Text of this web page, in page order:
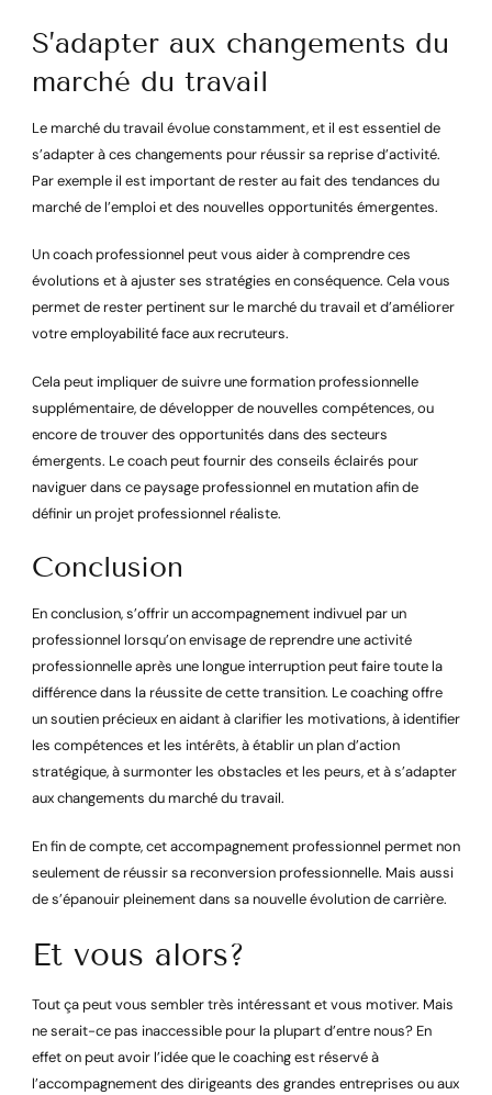
S’adapter aux changements du
marché du travail
Le marché du travail évolue constamment, et il est essentiel de
s’adapter à ces changements pour réussir sa reprise d’activité.
Par exemple il est important de rester au fait des tendances du
marché de l’emploi et des nouvelles opportunités émergentes.
Un coach professionnel peut vous aider à comprendre ces
évolutions et à ajuster ses stratégies en conséquence. Cela vous
permet de rester pertinent sur le marché du travail et d’améliorer
votre employabilité face aux recruteurs.
Cela peut impliquer de suivre une formation professionnelle
supplémentaire, de développer de nouvelles compétences, ou
encore de trouver des opportunités dans des secteurs
émergents. Le coach peut fournir des conseils éclairés pour
naviguer dans ce paysage professionnel en mutation afin de
définir un projet professionnel réaliste.
Conclusion
En conclusion, s’offrir un accompagnement indivuel par un
professionnel lorsqu’on envisage de reprendre une activité
professionnelle après une longue interruption peut faire toute la
différence dans la réussite de cette transition. Le coaching offre
un soutien précieux en aidant à clarifier les motivations, à identifier
les compétences et les intérêts, à établir un plan d’action
stratégique, à surmonter les obstacles et les peurs, et à s’adapter
aux changements du marché du travail.
En fin de compte, cet accompagnement professionnel permet non
seulement de réussir sa reconversion professionnelle. Mais aussi
de s’épanouir pleinement dans sa nouvelle évolution de carrière.
Et vous alors?
Tout ça peut vous sembler très intéressant et vous motiver. Mais
ne serait-ce pas inaccessible pour la plupart d’entre nous? En
effet on peut avoir l’idée que le coaching est réservé à
l’accompagnement des dirigeants des grandes entreprises ou aux